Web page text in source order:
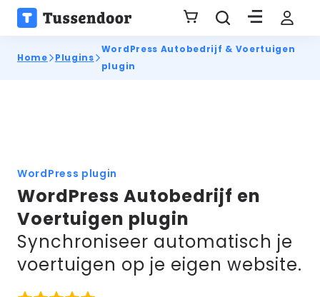
Home Plugins
WordPress Autobedrijf & Voertuigen
plugin
WordPress plugin
WordPress Autobedrijf en
Voertuigen plugin
Synchroniseer automatisch je
voertuigen op je eigen website.